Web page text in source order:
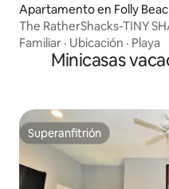
Apartamento en Folly
The RatherShacks-TINY
Familiar · Ubicación · Playa
Minicasas
Superanfitrión
Superanfitrión